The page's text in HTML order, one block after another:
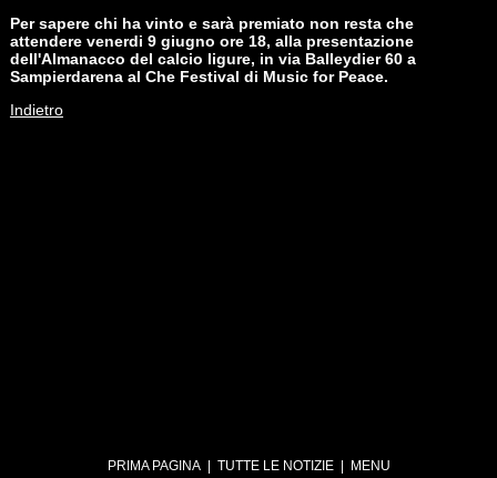
Per sapere chi ha vinto e sarà premiato non resta che
attendere venerdi 9 giugno ore 18, alla presentazione
dell'Almanacco del calcio ligure, in via Balleydier 60 a
Sampierdarena al Che Festival di Music for Peace.
Indietro
PRIMA PAGINA| TUTTE LE NOTIZIE| MENU